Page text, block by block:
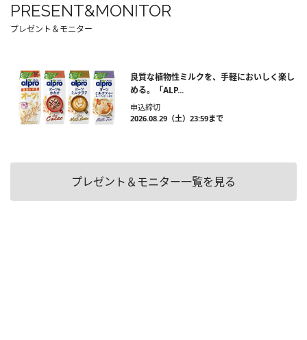
PRESENT&MONITOR
プレゼント＆モニター
良質な植物性ミルクを、手軽においしく楽し
める。「ALP...
申込締切
2026.08.29（土）23:59まで
プレゼント＆モニター一覧を見る